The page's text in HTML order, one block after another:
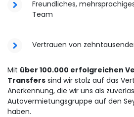
Freundliches,
Team
Vertrauen von
Mit über 100.000 erfolgreichen
Transfers sind wir stolz auf das
Anerkennung, die wir uns als
Autovermietungsgruppe auf den
haben.